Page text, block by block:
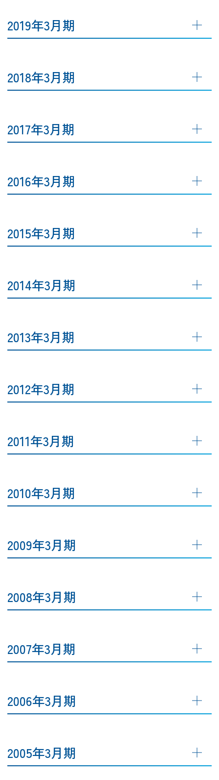
2019年3月期
2018年3月期
2017年3月期
2016年3月期
2015年3月期
2014年3月期
2013年3月期
2012年3月期
2011年3月期
2010年3月期
2009年3月期
2008年3月期
2007年3月期
2006年3月期
2005年3月期